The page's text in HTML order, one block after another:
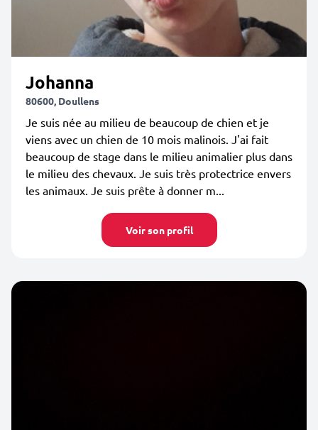
Johanna
80600, Doullens
Je suis née au milieu de beaucoup de chien et je
viens avec un chien de 10 mois malinois. J'ai fait
beaucoup de stage dans le milieu animalier plus dans
le milieu des chevaux. Je suis très protectrice envers
les animaux. Je suis prête à donner m...
Voir son profil